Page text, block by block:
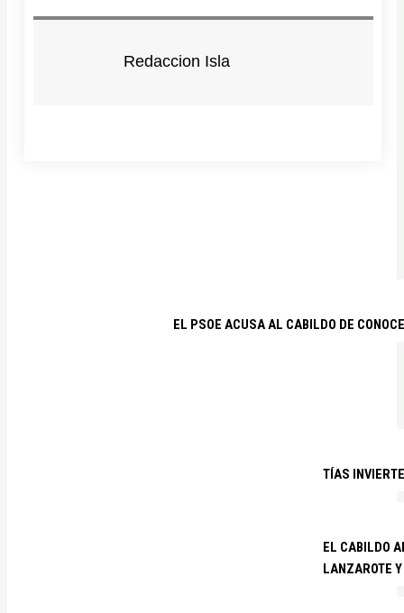
Redaccion Isla
EL PSOE ACUSA AL CABILDO DE
TÍAS
EL CABILDO
LANZAROTE